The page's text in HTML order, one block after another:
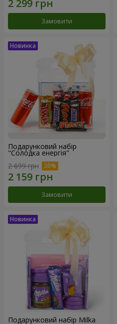
Замовити
Подарунковий набір
"Солодка енергія"
2 699 грн
Замовити
Подарунковий набір Milka